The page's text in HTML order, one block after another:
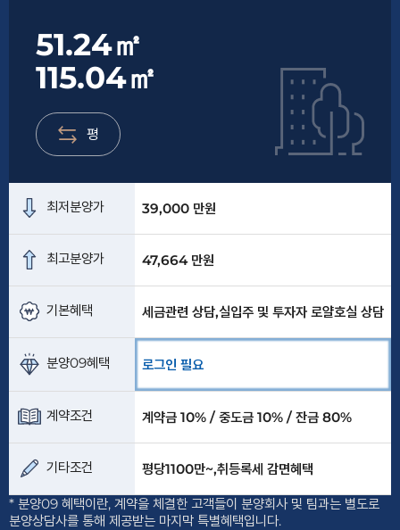
51.24㎡
115.04㎡
평
최저분양가 39,000 만원
최고분양가 47,664 만원
기본혜택 세금관련 상담,실입주 및 투자자 로얄호실 상담
분양09혜택 로그인 필요
계약조건 계약금 10% / 중도금 10% / 잔금 80%
기타조건 평당1100만~,취등록세 감면혜택
* 분양09 혜택이란, 계약을 체결한 고객들이 분양회사 및 팀과는 별도로
분양상담사를 통해 제공받는 마지막 특별혜택입니다.